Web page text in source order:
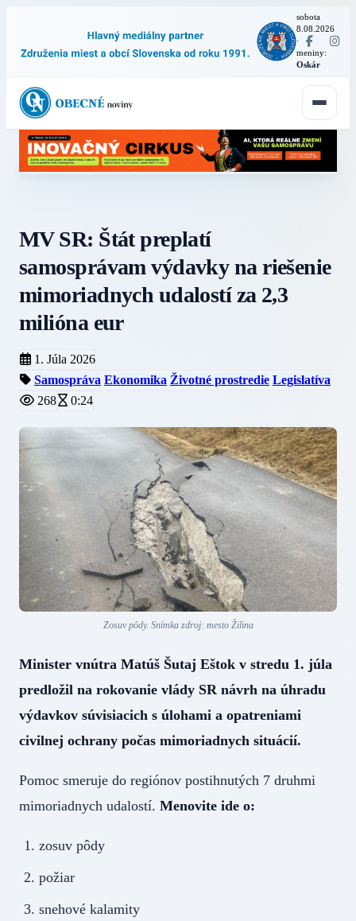
sobota
8.08.2026
·
meniny:
Oskár
MV SR: Štát preplatí
samosprávam výdavky na riešenie
mimoriadnych udalostí za 2,3
milióna eur
1. Júla 2026
Samospráva Ekonomika Životné prostredie Legislatíva
268
0:24
Zosuv pôdy. Snímka zdroj: mesto Žilina
Minister vnútra Matúš Šutaj Eštok v stredu 1. júla
predložil na rokovanie vlády SR návrh na úhradu
výdavkov súvisiacich s úlohami a opatreniami
civilnej ochrany počas mimoriadnych situácií.
Pomoc smeruje do regiónov postihnutých 7 druhmi
mimoriadnych udalostí. Menovite ide o:
zosuv pôdy
požiar
snehové kalamity